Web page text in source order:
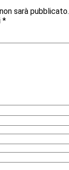
sarà pubblicato.
*